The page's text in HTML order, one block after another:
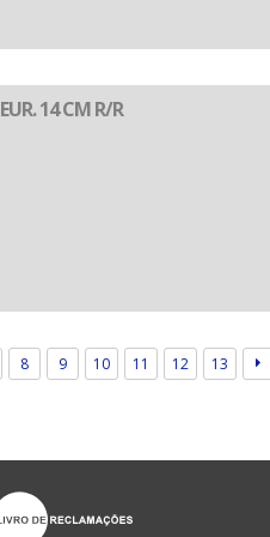
14 CM R/R
8 9 10 11 12 13